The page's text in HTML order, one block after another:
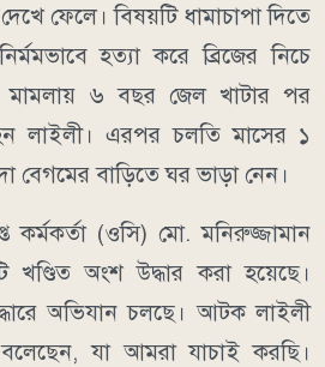
ফেলে। বিষয়টি ধামাচাপা দিতে
হত্যা করে ব্রিজের নিচে
মামলায় ৬ বছর জেল খাটার পর
লাইলী। এরপর চলতি মাসের ১
বেগমের বাড়িতে ঘর ভাড়া নেন।
কর্মকর্তা (ওসি) মো. মনিরুজ্জামান
খণ্ডিত অংশ উদ্ধার করা হয়েছে।
অভিযান চলছে। আটক লাইলী
যা আমরা যাচাই করছি।